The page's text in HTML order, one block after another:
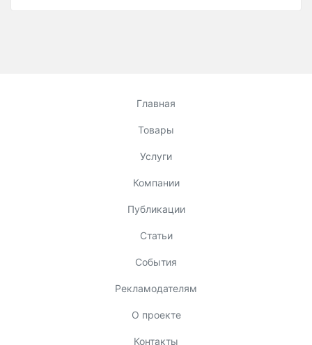
Главная
Товары
Услуги
Компании
Публикации
Статьи
События
Рекламодателям
О проекте
Контакты